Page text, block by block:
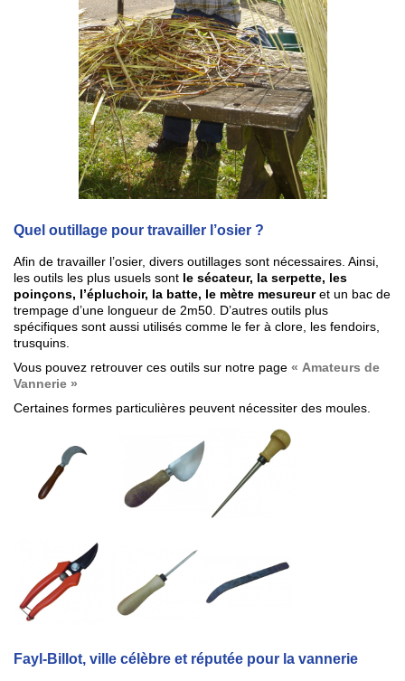
Quel outillage pour travailler l’osier ?
Afin de travailler l’osier, divers outillages sont nécessaires. Ainsi,
les outils les plus usuels sont le sécateur, la serpette, les
poinçons, l’épluchoir, la batte, le mètre mesureuret un bac de
trempage d’une longueur de 2m50. D’autres outils plus
spécifiques sont aussi utilisés comme le fer à clore, les fendoirs,
trusquins.
Vous pouvez retrouver ces outils sur notre page « Amateurs de
Vannerie »
Certaines formes particulières peuvent nécessiter des moules.
Fayl-Billot, ville célèbre et réputée pour la vannerie